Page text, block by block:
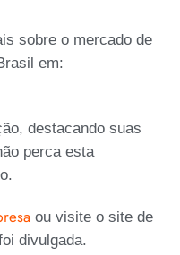
sobre o mercado de
em:
destacando suas
perca esta
ou visite o site de
divulgada.